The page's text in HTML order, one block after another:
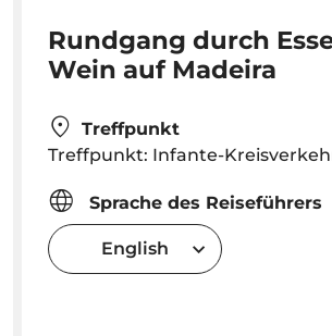
Rundgang durch
Wein auf Madeira
Treffpunkt
Treffpunkt: Infante-Kreisverkehr, vor dem H&M-
Sprache des Reiseführers
English